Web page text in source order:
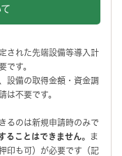
された先端設備等導入計
です。
設備の取得金額・資金調
は不要です。
るのは新規申請時のみで
ることはできません。 ま
印も可）が必要です（記